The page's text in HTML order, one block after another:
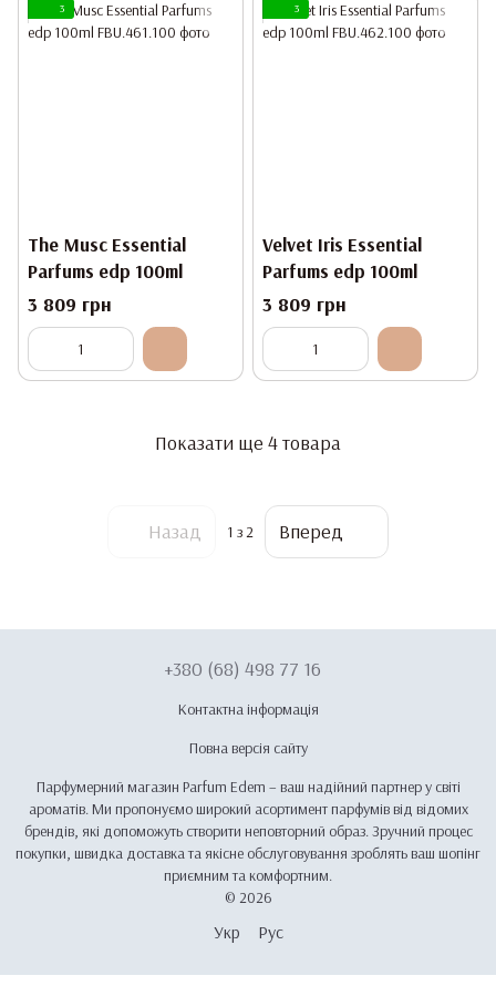
3
The Musc Essential
Parfums edp 100ml
3 809 грн
3
Velvet Iris Essential
Parfums edp 100ml
3 809 грн
Показати ще 4 товара
Назад 1 з 2 Вперед
+380 (68) 498 77 16
Контактна інформація
Повна версія сайту
Парфумерний магазин Parfum Edem – ваш надійний партнер у світі
ароматів. Ми пропонуємо широкий асортимент парфумів від відомих
брендів, які допоможуть створити неповторний образ. Зручний процес
покупки, швидка доставка та якісне обслуговування зроблять ваш шопінг
приємним та комфортним.
© 2026
Укр Рус